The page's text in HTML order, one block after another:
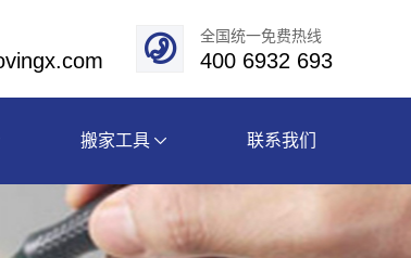
全国统一免费热线
400 6932 693
搬家工具 联系我们